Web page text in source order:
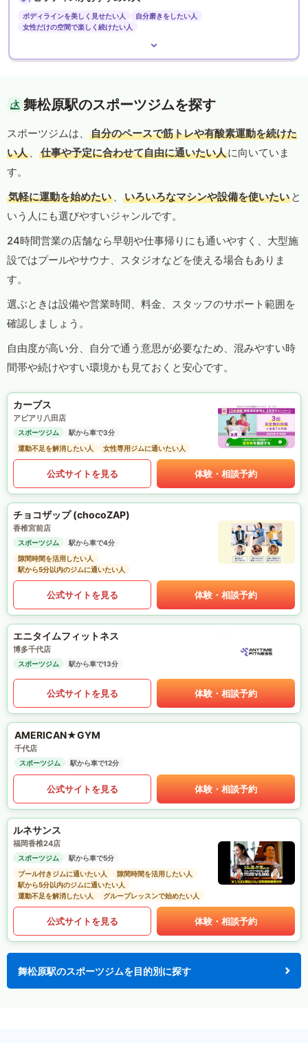
ボディラインを美しく見せたい人
自分磨きをしたい人
女性だけの空間で楽しく続けたい人
舞松原駅のスポーツジムを探す
スポーツジムは、
自分のペースで筋トレや有酸素運動を続けた
い人 、 仕事や予定に合わせて自由に通いたい人に向いていま
す。
気軽に運動を始めたい 、 いろいろなマシンや設備を使いたい と
いう人にも選びやすいジャンルです。
24時間営業の店舗なら早朝や仕事帰りにも通いやすく、大型施
設ではプールやサウナ、スタジオなどを使える場合もありま
す。
選ぶときは設備や営業時間、料金、スタッフのサポート範囲を
確認しましょう。
自由度が高い分、自分で通う意思が必要なため、混みやすい時
間帯や続けやすい環境かも見ておくと安心です。
カーブス
アピアリ八田店
スポーツジム
駅から車で3分
運動不足を解消したい人
女性専用ジムに通いたい人
公式サイトを見る 体験・相談予約
チョコザップ (chocoZAP)
香椎宮前店
スポーツジム
駅から車で4分
隙間時間を活用したい人
駅から5分以内のジムに通いたい人
公式サイトを見る 体験・相談予約
エニタイムフィットネス
博多千代店
スポーツジム 駅から車で13分
公式サイトを見る 体験・相談予約
AMERICAN★GYM
千代店
スポーツジム 駅から車で12分
公式サイトを見る 体験・相談予約
ルネサンス
福岡香椎24店
スポーツジム
駅から車で5分
プール付きジムに通いたい人
隙間時間を活用したい人
駅から5分以内のジムに通いたい人
運動不足を解消したい人
グループレッスンで始めたい人
公式サイトを見る 体験・相談予約
舞松原駅のスポーツジムを目的別に探す